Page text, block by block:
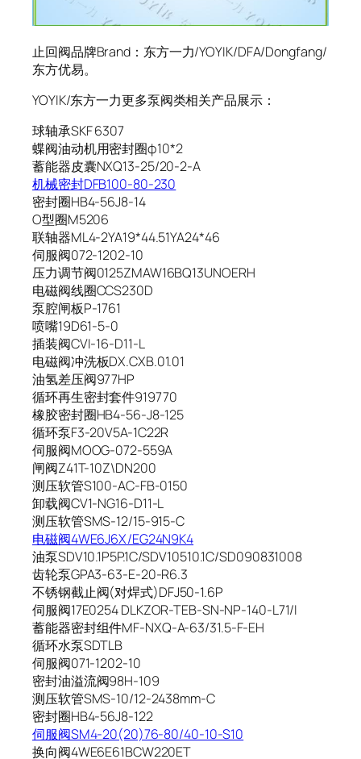
止回阀品牌Brand：东方一力/YOYIK/DFA/Dongfang/
东方优易。
YOYIK/东方一力更多泵阀类相关产品展示：
球轴承SKF 6307
蝶阀油动机用密封圈φ10*2
蓄能器皮囊NXQ13-25/20-2-A
机械密封DFB100-80-230
密封圈HB4-56J8-14
O型圈M5206
联轴器ML4-2YA19*44.51YA24*46
伺服阀072-1202-10
压力调节阀0125ZMAW16BQ13UNOERH
电磁阀线圈CCS230D
泵腔闸板P-1761
喷嘴19D61-5-0
插装阀CVI-16-D11-L
电磁阀冲洗板DX.CXB.01.01
油氢差压阀977HP
循环再生密封套件919770
橡胶密封圈HB4-56-J8-125
循环泵F3-20V5A-1C22R
伺服阀MOOG-072-559A
闸阀Z41T-10Z\DN200
测压软管S100-AC-FB-0150
卸载阀CV1-NG16-D11-L
测压软管SMS-12/15-915-C
电磁阀4WE6J6X/EG24N9K4
油泵SDV10.1P5P.1C/SDV10510.1C/SD090831008
齿轮泵GPA3-63-E-20-R6.3
不锈钢截止阀(对焊式)DFJ50-1.6P
伺服阀17E0254 DLKZOR-TEB-SN-NP-140-L71/I
蓄能器密封组件MF-NXQ-A-63/31.5-F-EH
循环水泵SDTLB
伺服阀071-1202-10
密封油溢流阀98H-109
测压软管SMS-10/12-2438mm-C
密封圈HB4-56J8-122
伺服阀SM4-20(20)76-80/40-10-S10
换向阀4WE6E61BCW220ET